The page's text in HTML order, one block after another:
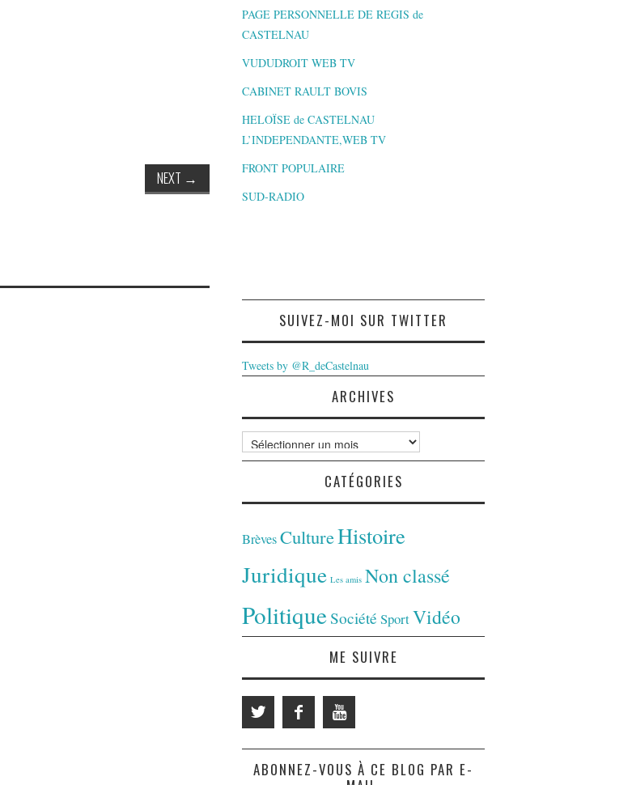
NEXT →
PAGE PERSONNELLE DE REGIS de
CASTELNAU
VUDUDROIT WEB TV
CABINET RAULT BOVIS
HELOÏSE de CASTELNAU
L’INDEPENDANTE,WEB TV
FRONT POPULAIRE
SUD-RADIO
SUIVEZ-MOI SUR TWITTER
Tweets by @R_deCastelnau
ARCHIVES
Archives
CATÉGORIES
BrèvesCultureHistoire
Juridique Les amis Non classé
PolitiqueSociété SportVidéo
ME SUIVRE
ABONNEZ-VOUS À CE BLOG PAR E-